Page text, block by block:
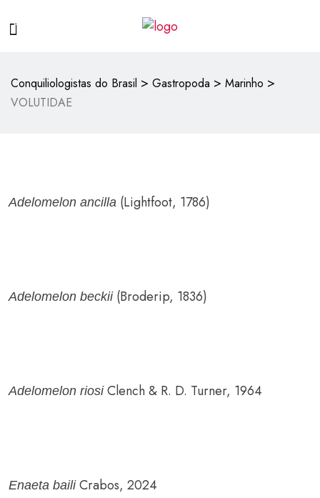
Conquiliologistas do Brasil > Gastropoda > Marinho >
VOLUTIDAE
Adelomelon ancilla (Lightfoot, 1786)
Adelomelon beckii(Broderip, 1836)
Adelomelon riosiClench & R. D. Turner, 1964
Enaeta bailiCrabos, 2024